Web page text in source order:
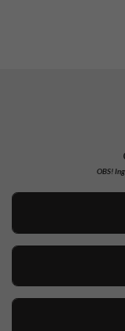
OBS!